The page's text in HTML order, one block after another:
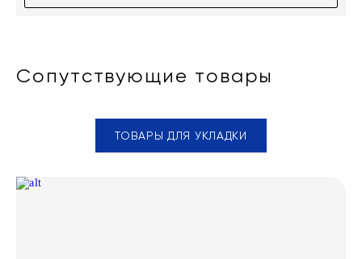
Сопутствующие товары
ТОВАРЫ ДЛЯ УКЛАДКИ